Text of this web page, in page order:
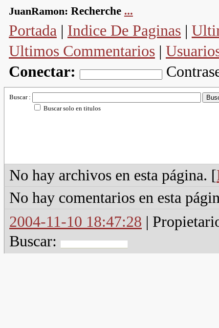
JuanRamon: Recherche ...
Portada | Indice De Paginas |
Ultimos Commentarios |
Conectar:
Buscar :
Buscar solo en titulos
No hay archivos en esta página. [
No hay comentarios en esta
2004-11-10 18:47:28 |
Buscar: